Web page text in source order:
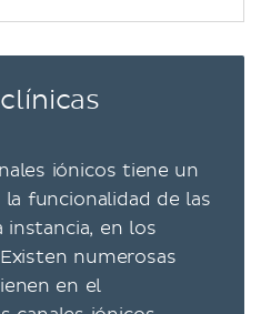
iónicos tiene un
funcionalidad de las
instancia, en los
numerosas
en el